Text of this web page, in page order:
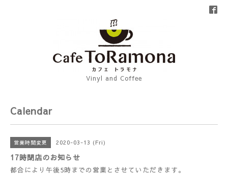
Vinyl and Coffee
Calendar
営業時間変更 2020-03-13 (Fri)
17時閉店のお知らせ
都合により午後5時までの営業とさせていただきます。